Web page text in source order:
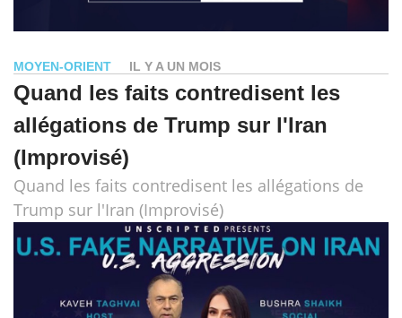
MOYEN-ORIENT IL Y A UN MOIS
Quand les faits contredisent les
allégations de Trump sur l'Iran
(Improvisé)
Quand les faits contredisent les allégations de
Trump sur l'Iran (Improvisé)